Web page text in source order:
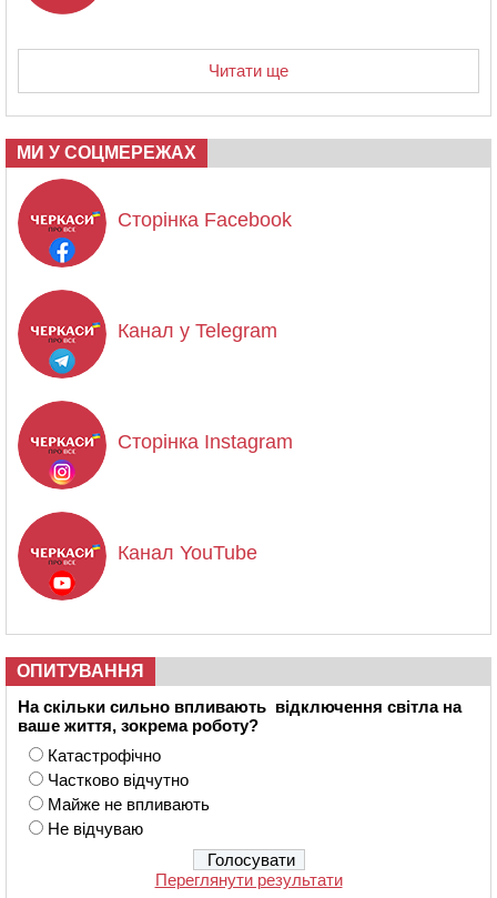
Читати ще
МИ У СОЦМЕРЕЖАХ
Сторінка Facebook
Канал у Telegram
Сторінка Instagram
Канал YouTube
ОПИТУВАННЯ
На скільки сильно впливають відключення світла на
ваше життя, зокрема роботу?
Катастрофічно
Частково відчутно
Майже не впливають
Не відчуваю
Переглянути результати